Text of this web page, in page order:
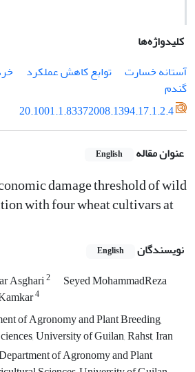
کلیدواژه‌ها
آستانه خسارت
توابع کاهش عملکرد
گندم
20.1001.1.83372008.1394.17.1.2.4
عنوان مقاله English
damage threshold of wild
with four wheat cultivars at
نویسندگان English
Asghari2
Seyed MohammadReza
4
of Agronomy and Plant Breeding,
University of Guilan, Rahst, Iran
of Agronomy and Plant